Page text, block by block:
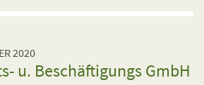
2020
u. Beschäftigungs GmbH